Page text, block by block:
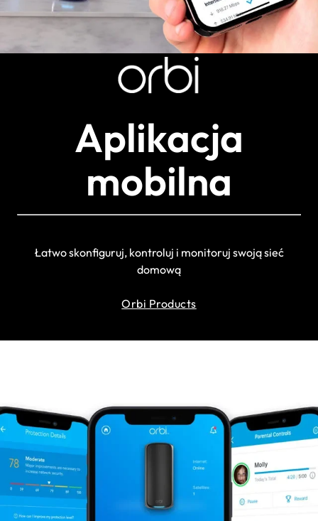
Aplikacja
mobilna
Łatwo skonfiguruj, kontroluj i monitoruj swoją sieć
domową
Orbi Products